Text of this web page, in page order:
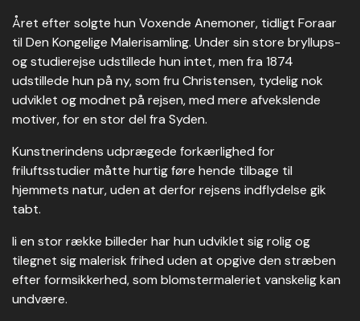
Året efter solgte hun Voxende Anemoner, tidligt Foraar
til Den Kongelige Malerisamling. Under sin store bryllups-
og studierejse udstillede hun intet, men fra 1874
udstillede hun på ny, som fru Christensen, tydelig nok
udviklet og modnet på rejsen, med mere afvekslende
motiver, for en stor del fra Syden.
Kunstnerindens udprægede forkærlighed for
friluftsstudier måtte hurtig føre hende tilbage til
hjemmets natur, uden at derfor rejsens indflydelse gik
tabt.
Ii en stor række billeder har hun udviklet sig rolig og
tilegnet sig malerisk frihed uden at opgive den stræben
efter formsikkerhed, som blomstermaleriet vanskelig kan
undvære.